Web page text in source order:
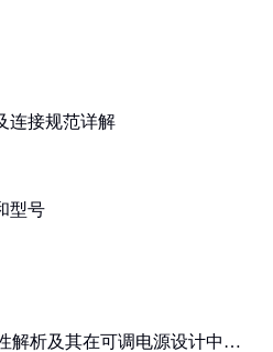
连接规范详解
型号
解析及其在可调电源设计中的